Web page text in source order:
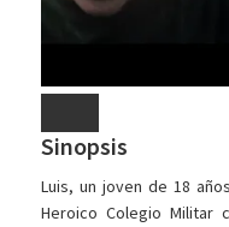
Sinopsis
Luis, un joven de 18
Heroico Colegio Militar